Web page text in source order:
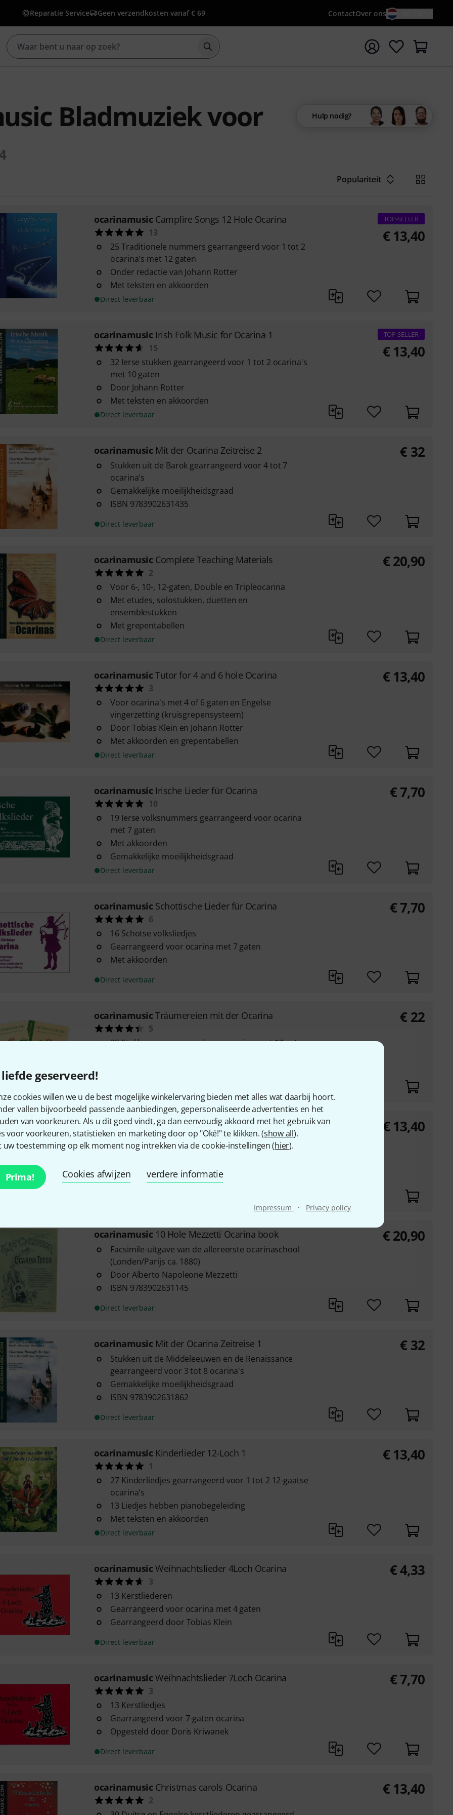
geserveerd!
cookies willen we u de best mogelijke winkelervaring bieden met alles wat daarbij hoort.
vallen bijvoorbeeld passende aanbiedingen, gepersonaliseerde advertenties en het
van voorkeuren. Als u dit goed vindt, ga dan eenvoudig akkoord met het gebruik van
voor voorkeuren, statistieken en marketing door op "Oké!" te klikken. (show all).
uw toestemming op elk moment nog intrekken via de cookie-instellingen (hier).
Prima! Cookies afwijzen verdere informatie
Impressum · Privacy policy
Reparatie Service Geen verzendkosten vanaf € 69 ContactOver ons
Zoek met zoekterm {searchTerm}
Bladmuziek voor
Hulp nodig?
Populariteit
ocarinamusic Campfire Songs 12 Hole Ocarina
13
25 Traditionele nummers gearrangeerd voor 1 tot 2
ocarina's met 12 gaten
Onder redactie van Johann Rotter
Met teksten en akkoorden
Direct leverbaar
TOP-SELLER
€ 13,40
ocarinamusic Irish Folk Music for Ocarina 1
15
32 Ierse stukken gearrangeerd voor 1 tot 2 ocarina's
met 10 gaten
Door Johann Rotter
Met teksten en akkoorden
Direct leverbaar
TOP-SELLER
€ 13,40
ocarinamusic Mit der Ocarina Zeitreise 2
Stukken uit de Barok gearrangeerd voor 4 tot 7
ocarina's
Gemakkelijke moeilijkheidsgraad
ISBN 9783902631435
Direct leverbaar
€ 32
ocarinamusic Complete Teaching Materials
2
Voor 6-, 10-, 12-gaten, Double en Tripleocarina
Met etudes, solostukken, duetten en
ensemblestukken
Met grepentabellen
Direct leverbaar
€ 20,90
ocarinamusicTutor for 4 and 6 hole Ocarina
3
Voor ocarina's met 4 of 6 gaten en Engelse
vingerzetting (kruisgrepensysteem)
Door Tobias Klein en Johann Rotter
Met akkoorden en grepentabellen
Direct leverbaar
€ 13,40
ocarinamusic Irische Lieder für Ocarina
10
19 Ierse volksnummers gearrangeerd voor ocarina
met 7 gaten
Met akkoorden
Gemakkelijke moeilijkheidsgraad
Direct leverbaar
€7,70
ocarinamusic Schottische Lieder für Ocarina
6
16 Schotse volksliedjes
Gearrangeerd voor ocarina met 7 gaten
Met akkoorden
Direct leverbaar
€7,70
ocarinamusicTräumereien mit der Ocarina
5
29 Stukken gearrangeerd voor ocarina met 12 gaten
€ 22
ocarinamusic Spaß am Ocarinaspielen
Deel 2
Met 28 kinderliedjes
€ 13,40
ocarinamusic 10 Hole Mezzetti Ocarina book
Facsimile-uitgave van de allereerste ocarinaschool
(Londen/Parijs ca. 1880)
Door Alberto Napoleone Mezzetti
ISBN 9783902631145
Direct leverbaar
€ 20,90
ocarinamusic Mit der Ocarina Zeitreise 1
Stukken uit de Middeleeuwen en de Renaissance
gearrangeerd voor 3 tot 8 ocarina's
Gemakkelijke moeilijkheidsgraad
ISBN 9783902631862
Direct leverbaar
€ 32
ocarinamusic Kinderlieder 12-Loch 1
1
27 Kinderliedjes gearrangeerd voor 1 tot 2 12-gaatse
ocarina's
13 Liedjes hebben pianobegeleiding
Met teksten en akkoorden
Direct leverbaar
€ 13,40
ocarinamusicWeihnachtslieder 4Loch Ocarina
3
13 Kerstliederen
Gearrangeerd voor ocarina met 4 gaten
Gearrangeerd door Tobias Klein
Direct leverbaar
€4,33
ocarinamusicWeihnachtslieder 7Loch Ocarina
3
13 Kerstliedjes
Gearrangeerd voor 7-gaten ocarina
Opgesteld door Doris Kriwanek
Direct leverbaar
€7,70
ocarinamusic Christmas carols Ocarina
2
€ 13,40